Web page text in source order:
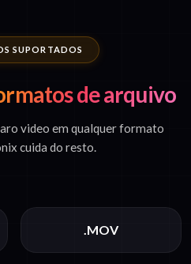
SUPORTADOS
de arquivo
video em qualquer formato
cuida do resto.
.MOV